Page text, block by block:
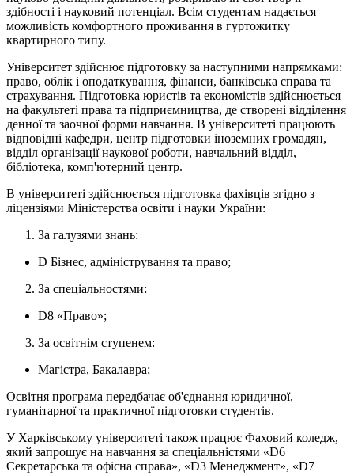
здібності і науковий потенціал. Всім студентам надається
можливість комфортного проживання в гуртожитку
квартирного типу.
Університет здійснює підготовку за наступними напрямками:
право, облік і оподаткування, фінанси, банківська справа та
страхування. Підготовка юристів та економістів здійснюється
на факультеті права та підприємництва, де створені відділення
денної та заочної форми навчання. В університеті працюють
відповідні кафедри, центр підготовки іноземних громадян,
відділ організації наукової роботи, навчальний відділ,
бібліотека, комп'ютерний центр.
В університеті здійснюється підготовка фахівців згідно з
ліцензіями Міністерства освіти і науки України:
За галузями знань:
D Бізнес, адміністрування та право;
За спеціальностями:
D8 «Право»;
За освітнім ступенем:
Магістра, Бакалавра;
Освітня програма передбачає об'єднання юридичної,
гуманітарної та практичної підготовки студентів.
У Харківському університеті також працює Фаховий коледж,
який запрошує на навчання за спеціальністями «D6
Секретарська та офісна справа», «D3 Менеджмент», «D7